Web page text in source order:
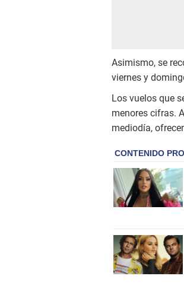
Asimismo, se
viernes y
Los vuelos que
menores cifras.
mediodía,